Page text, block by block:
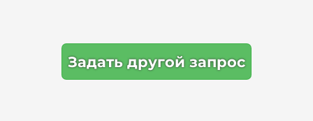
Задать другой запрос